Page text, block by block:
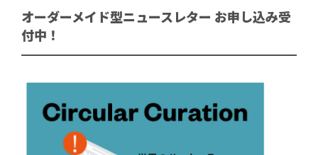
オーダーメイド型ニュースレター お申し込み受
付中！